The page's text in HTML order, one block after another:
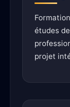
études
projet